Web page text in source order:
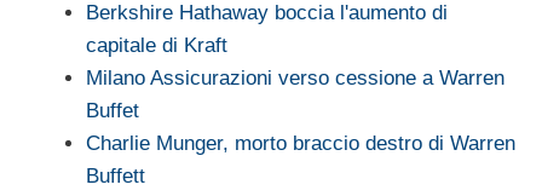
Berkshire Hathaway boccia l'aumento di
capitale di Kraft
Milano Assicurazioni verso cessione a Warren
Buffet
Charlie Munger, morto braccio destro di Warren
Buffett